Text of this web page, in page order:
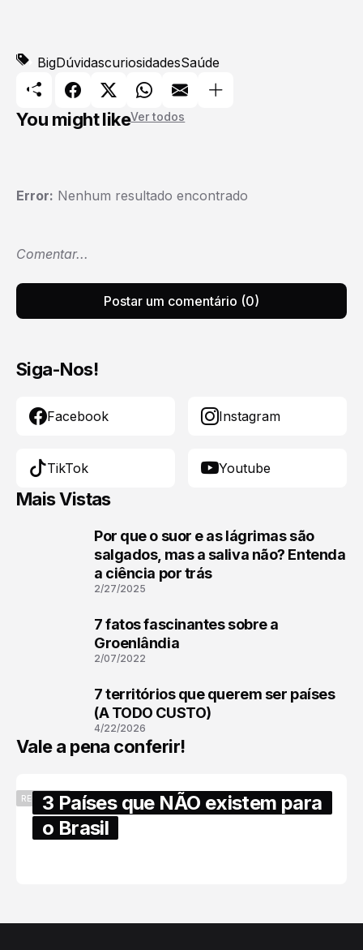
BigDúvidascuriosidadesSaúde
You might likeVer todos
Error: Nenhum resultado encontrado
Comentar...
Postar um comentário (0)
Siga-Nos!
Facebook Instagram
TikTok Youtube
Mais Vistas
Por que o suor e as lágrimas são
salgados, mas a saliva não? Entenda
a ciência por trás
2/27/2025
7 fatos fascinantes sobre a
Groenlândia
2/07/2022
7 territórios que querem ser países
(A TODO CUSTO)
4/22/2026
Vale a pena conferir!
RECENTES3 Países que NÃO existem para
o Brasil